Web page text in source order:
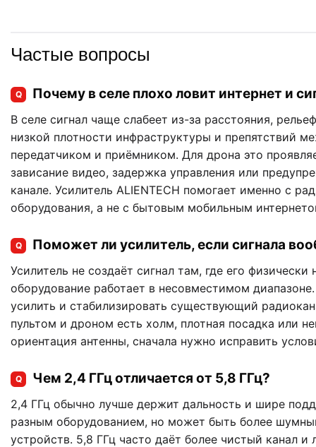
Частые вопросы
Q Почему в селе плохо ловит интернет и
В селе сигнал чаще слабеет из-за расстояния,
низкой плотности инфраструктуры и препятствий
передатчиком и приёмником. Для дрона это
зависание видео, задержка управления или
канале. Усилитель ALIENTECH помогает именно с
оборудования, а не с бытовым мобильным
Q Поможет ли усилитель, если сигнала
Усилитель не создаёт сигнал там, где его физически
оборудование работает в несовместимом
усилить и стабилизировать существующий
пультом и дроном есть холм, плотная посадка или
ориентация антенны, сначала нужно исправить
Q Чем 2,4 ГГц отличается от 5,8 ГГц?
2,4 ГГц обычно лучше держит дальность и шире
разным оборудованием, но может быть более
устройств. 5,8 ГГц часто даёт более чистый канал и